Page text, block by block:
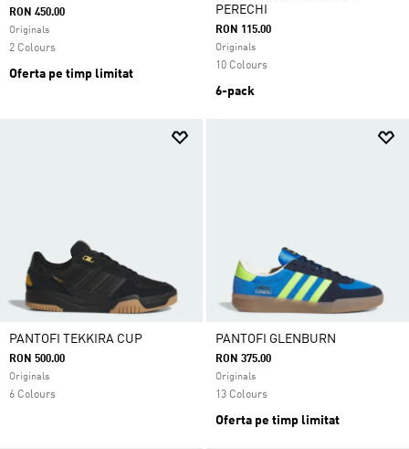
RON 450.00
Originals
2 Colours
Oferta pe timp limitat
PERECHI
RON 115.00
Originals
10 Colours
6-pack
PANTOFI TEKKIRA CUP
RON 500.00
Originals
6 Colours
PANTOFI GLENBURN
RON 375.00
Originals
13 Colours
Oferta pe timp limitat